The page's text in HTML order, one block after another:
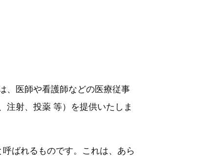
、医師や看護師などの医療従事
注射、投薬 等）を提供いたしま
ばれるものです。これは、あら